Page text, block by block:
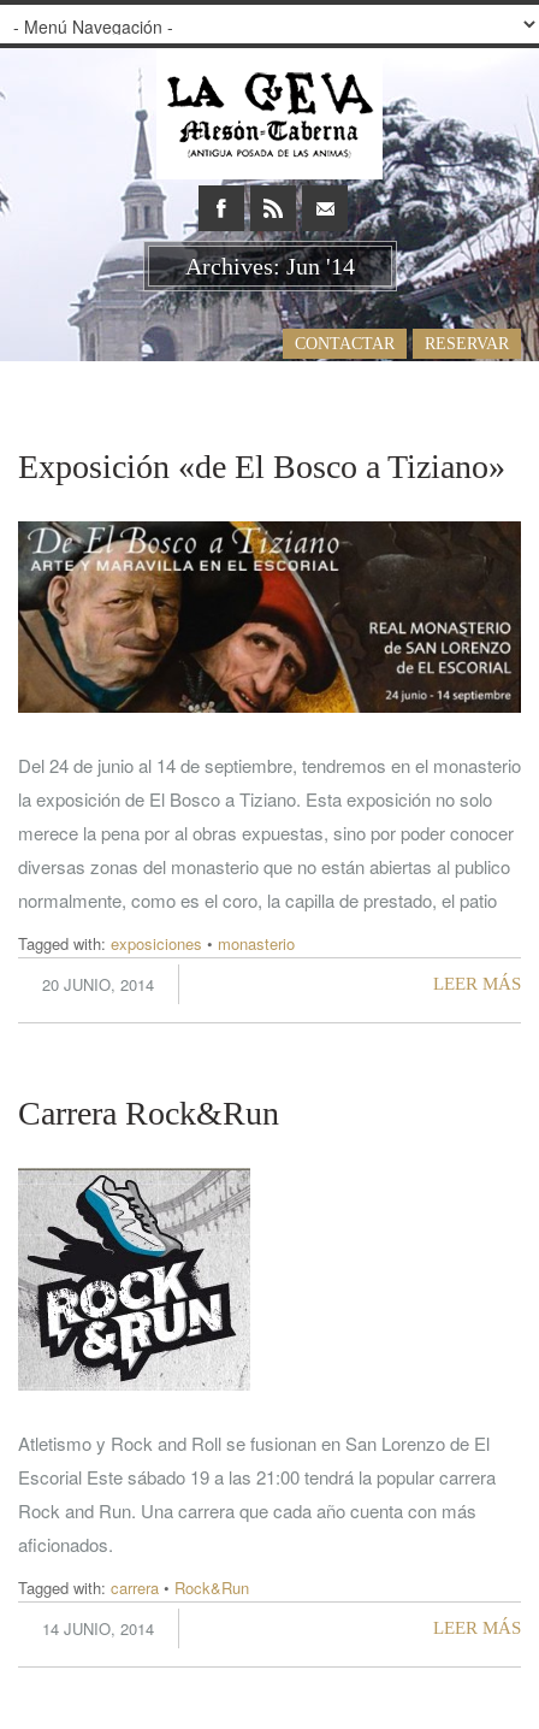
Archives: Jun '14
CONTACTAR RESERVAR
Exposición «de El Bosco a Tiziano»
Del 24 de junio al 14 de septiembre, tendremos en el monasterio
la exposición de El Bosco a Tiziano. Esta exposición no solo
merece la pena por al obras expuestas, sino por poder conocer
diversas zonas del monasterio que no están abiertas al publico
normalmente, como es el coro, la capilla de prestado, el patio
Tagged with: exposiciones • monasterio
LEER MÁS
20 JUNIO, 2014
Carrera Rock&Run
Atletismo y Rock and Roll se fusionan en San Lorenzo de El
Escorial Este sábado 19 a las 21:00 tendrá la popular carrera
Rock and Run. Una carrera que cada año cuenta con más
aficionados.
Tagged with: carrera • Rock&Run
LEER MÁS
14 JUNIO, 2014